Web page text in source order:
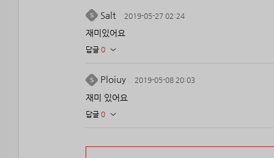
Salt 2019-05-27 02:24
재미있어요
답글 0
Ploiuy 2019-05-08 20:03
재미 있어요
답글 0